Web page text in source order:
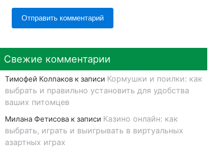
Свежие комментарии
Тимофей Колпаков к записи Кормушки и поилки: как
выбрать и правильно установить для удобства
ваших питомцев
Милана Фетисова к записи Казино онлайн: как
выбрать, играть и выигрывать в виртуальных
азартных играх